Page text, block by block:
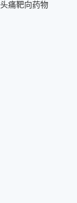
痛靶向药物